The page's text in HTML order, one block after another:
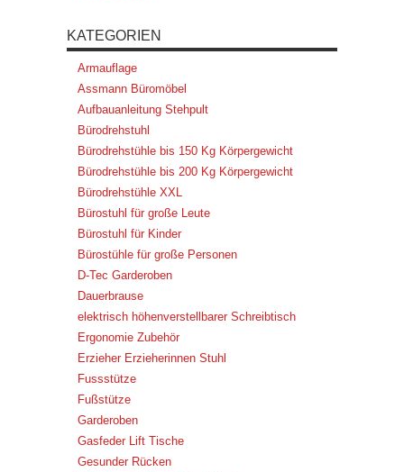
KATEGORIEN
Armauflage
Assmann Büromöbel
Aufbauanleitung Stehpult
Bürodrehstuhl
Bürodrehstühle bis 150 Kg Körpergewicht
Bürodrehstühle bis 200 Kg Körpergewicht
Bürodrehstühle XXL
Bürostuhl für große Leute
Bürostuhl für Kinder
Bürostühle für große Personen
D-Tec Garderoben
Dauerbrause
elektrisch höhenverstellbarer Schreibtisch
Ergonomie Zubehör
Erzieher Erzieherinnen Stuhl
Fussstütze
Fußstütze
Garderoben
Gasfeder Lift Tische
Gesunder Rücken